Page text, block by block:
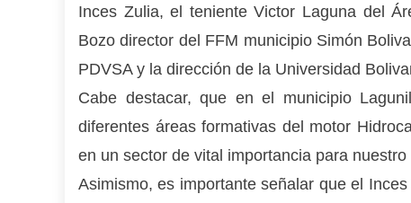
Inces Zulia, el teniente Victor Laguna del
Bozo director del FFM municipio Simón
PDVSA y la dirección de la Universidad
Cabe destacar, que en el municipio
diferentes áreas formativas del motor
en un sector de vital importancia para nuestro
Asimismo, es importante señalar que el